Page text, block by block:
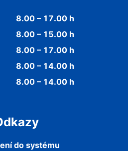
8.00 – 17.00 h
8.00 – 15.00 h
8.00 – 17.00 h
8.00 – 14.00 h
8.00 – 14.00 h
do systému